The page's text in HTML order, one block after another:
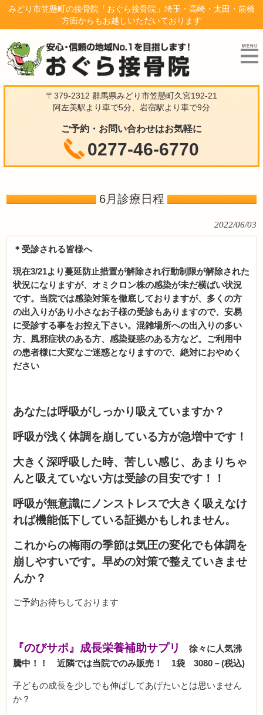
みどり市笠懸町の接骨院「おぐら接骨院」埼玉・高崎・太田・前橋
方面からもお越しいただいております
〒379-2312 群馬県みどり市笠懸町久宮192-21
阿左美駅より車で5分、岩宿駅より車で9分
ご予約・お問い合わせはお気軽に
0277-46-6770
6月診療日程
2022/06/03
＊受診される皆様へ
現在3/21より蔓延防止措置が解除され行動制限が解除された
状況になりますが、オミクロン株の感染が未だ横ばい状況
です。当院では感染対策を徹底しておりますが、多くの方
の出入りがあり小さなお子様の受診もありますので、安易
に受診する事をお控え下さい。混雑場所への出入りの多い
方、風邪症状のある方、感染疑惑のある方など。ご利用中
の患者様に大変なご迷惑となりますので、絶対におやめく
ださい
あなたは呼吸がしっかり吸えていますか？
呼吸が浅く体調を崩している方が急増中です！
大きく深呼吸した時、苦しい感じ、あまりちゃ
んと吸えていない方は受診の目安です！！
呼吸が無意識にノンストレスで大きく吸えなけ
れば機能低下している証拠かもしれません。
これからの梅雨の季節は気圧の変化でも体調を
崩しやすいです。早めの対策で整えていきませ
んか？
ご予約お待ちしております
『のびサポ』 成長栄養補助サプリ
徐々に人気沸
騰中！！ 近隣では当院でのみ販売！ 1袋 3080－(税込)
子どもの成長を少しでも伸ばしてあげたいとは思いません
か？